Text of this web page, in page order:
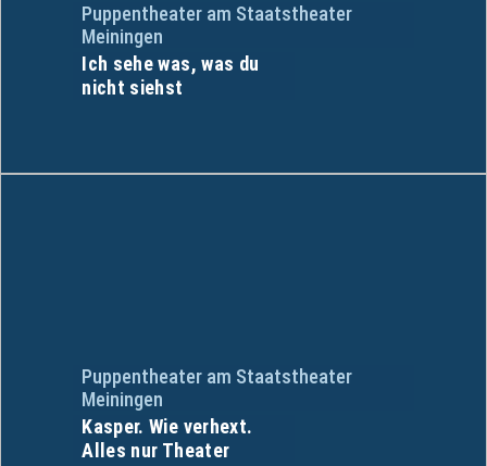
Puppentheater am Staatstheater
Meiningen
Ich sehe was, was du
nicht siehst
Puppentheater am Staatstheater
Meiningen
Kasper. Wie verhext.
Alles nur Theater